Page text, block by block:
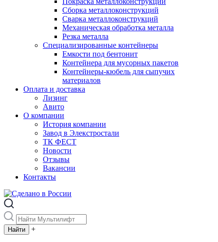
Сборка металлоконструкций
Сварка металлоконструкций
Механическая обработка металла
Резка металла
Специализированные контейнеры
Емкости под бентонит
Контейнера для мусорных пакетов
Контейнеры-кюбель для сыпучих
материалов
Оплата и доставка
Лизинг
Авито
О компании
История компании
Завод в Элекстростали
ТК ФЕСТ
Новости
Отзывы
Вакансии
Контакты
+